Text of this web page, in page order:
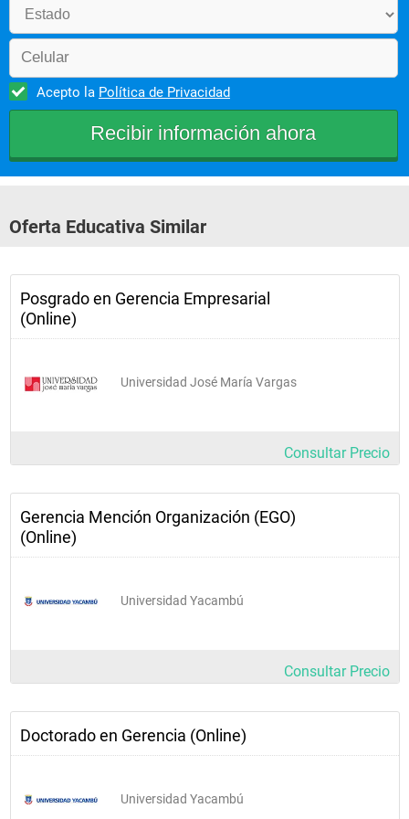
Acepto la Política de Privacidad
Oferta Educativa Similar
Posgrado en Gerencia Empresarial
(Online)
Universidad José María Vargas
Consultar Precio
Gerencia Mención Organización (EGO)
(Online)
Universidad Yacambú
Consultar Precio
Doctorado en Gerencia (Online)
Universidad Yacambú